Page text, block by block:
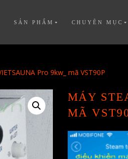
SẢN PHẨM CHUYÊN MỤC
Pro 9kw_ mã VST90P
MÁY
MÃ